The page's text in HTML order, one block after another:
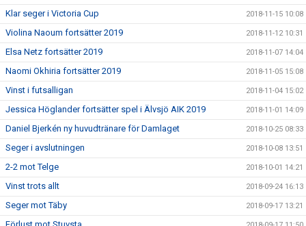
Klar seger i Victoria Cup 2018-11-15 10:08
Violina Naoum fortsätter 2019 2018-11-12 10:31
Elsa Netz fortsätter 2019 2018-11-07 14:04
Naomi Okhiria fortsätter 2019 2018-11-05 15:08
Vinst i futsalligan 2018-11-04 15:02
Jessica Höglander fortsätter spel i Älvsjö AIK 2019 2018-11-01 14:09
Daniel Bjerkén ny huvudtränare för Damlaget 2018-10-25 08:33
Seger i avslutningen 2018-10-08 13:51
2-2 mot Telge 2018-10-01 14:21
Vinst trots allt 2018-09-24 16:13
Seger mot Täby 2018-09-17 13:21